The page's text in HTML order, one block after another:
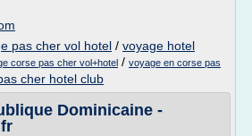
pas cher vol hotel / voyage hotel
corse pas cher vol+hotel / voyage en corse pas
cher hotel club
Dominicaine -